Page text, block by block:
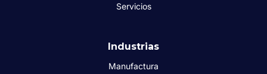
Servicios
Industrias
Manufactura